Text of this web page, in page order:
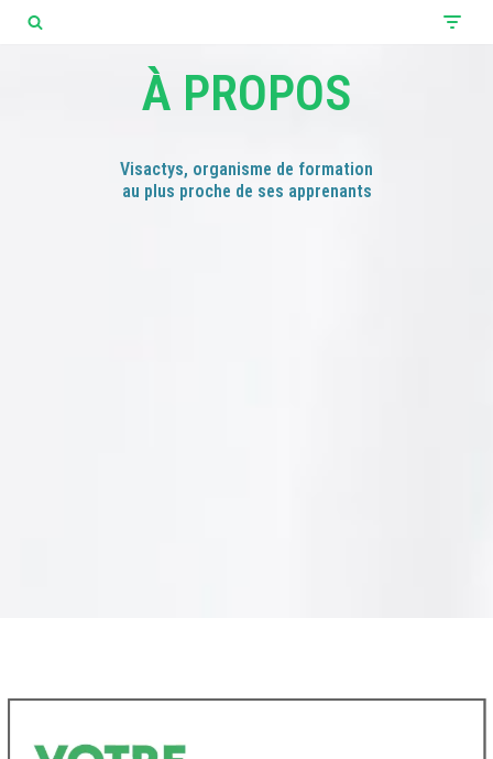
À PROPOS
Visactys, organisme de formation
au plus proche de ses apprenants